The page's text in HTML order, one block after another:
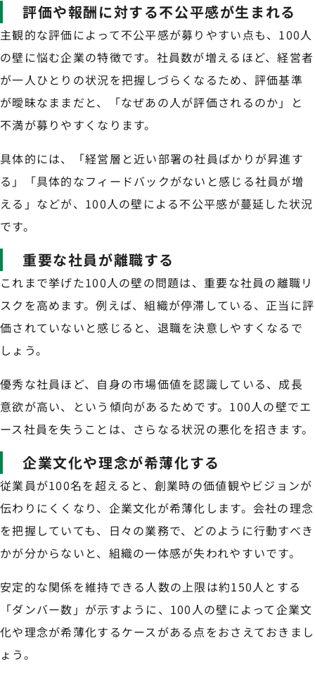
評価や報酬に対する不公平感が生まれる
主観的な評価によって不公平感が募りやすい点も、100人
の壁に悩む企業の特徴です。社員数が増えるほど、経営者
が一人ひとりの状況を把握しづらくなるため、評価基準
が曖昧なままだと、「なぜあの人が評価されるのか」と
不満が募りやすくなります。
具体的には、「経営層と近い部署の社員ばかりが昇進す
る」「具体的なフィードバックがないと感じる社員が増
える」などが、100人の壁による不公平感が蔓延した状況
です。
重要な社員が離職する
これまで挙げた100人の壁の問題は、重要な社員の離職リ
スクを高めます。例えば、組織が停滞している、正当に評
価されていないと感じると、退職を決意しやすくなるで
しょう。
優秀な社員ほど、自身の市場価値を認識している、成長
意欲が高い、という傾向があるためです。100人の壁でエ
ース社員を失うことは、さらなる状況の悪化を招きます。
企業文化や理念が希薄化する
従業員が100名を超えると、創業時の価値観やビジョンが
伝わりにくくなり、企業文化が希薄化します。会社の理念
を把握していても、日々の業務で、どのように行動すべき
かが分からないと、組織の一体感が失われやすいです。
安定的な関係を維持できる人数の上限は約150人とする
「ダンバー数」が示すように、100人の壁によって企業文
化や理念が希薄化するケースがある点をおさえておきまし
ょう。